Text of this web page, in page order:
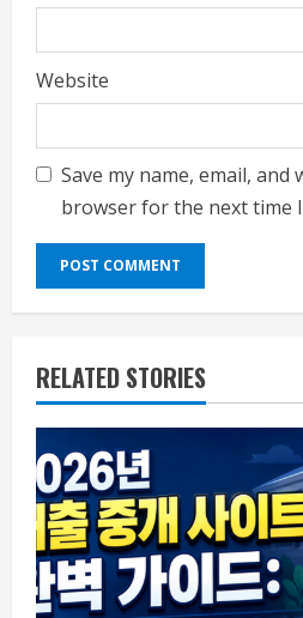
Website
Save my name, email, and
browser for the next time
RELATED STORIES